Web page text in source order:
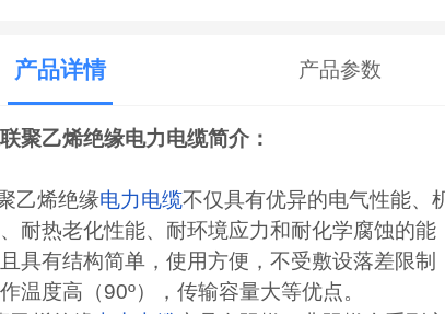
产品详情 产品参数
聚乙烯绝缘电力电缆简介：
乙烯绝缘电力电缆不仅具有优异的电气性能、
耐热老化性能、耐环境应力和耐化学腐蚀的能
具有结构简单，使用方便，不受敷设落差限制
温度高（90º），传输容量大等优点。